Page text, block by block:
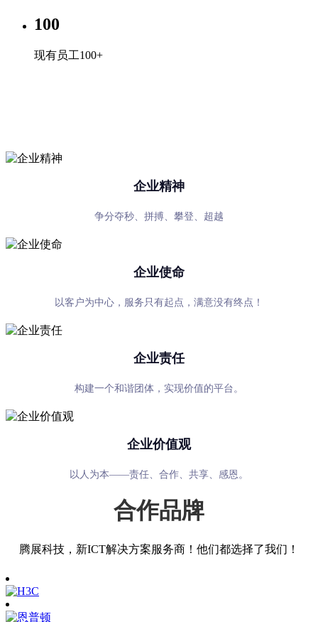
100
现有员工100+
企业精神
争分夺秒、拼搏、攀登、超越
企业使命
以客户为中心，服务只有起点，满意没有终点！
企业责任
构建一个和谐团体，实现价值的平台。
企业价值观
以人为本——责任、合作、共享、感恩。
合作品牌
腾展科技，新ICT解决方案服务商！他们都选择了我们！